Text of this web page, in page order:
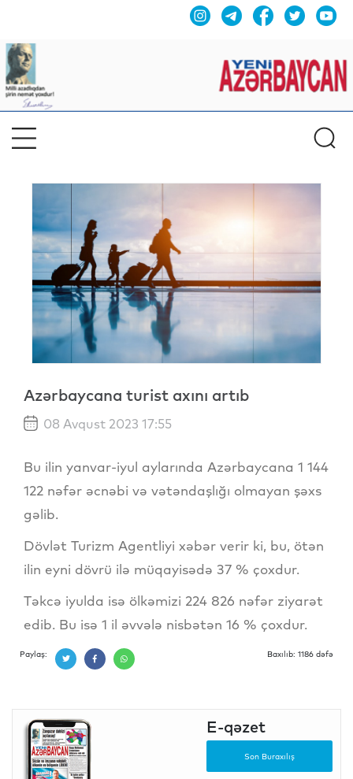
Azərbaycana turist axını artıb
08 Avqust 2023 17:55
Bu ilin yanvar-iyul aylarında Azərbaycana 1 144
122 nəfər əcnəbi və vətəndaşlığı olmayan şəxs
gəlib.
Dövlət Turizm Agentliyi xəbər verir ki, bu, ötən
ilin eyni dövrü ilə müqayisədə 37 % çoxdur.
Təkcə iyulda isə ölkəmizi 224 826 nəfər ziyarət
edib. Bu isə 1 il əvvələ nisbətən 16 % çoxdur.
Paylaş: Baxılıb: 1186 dəfə
E-qəzet
Son Buraxılış